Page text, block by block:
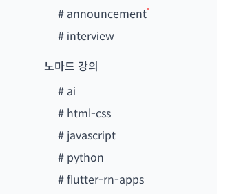
# announcement
# interview
노마드 강의
# ai
# html-css
# javascript
# python
#flutter-rn-apps